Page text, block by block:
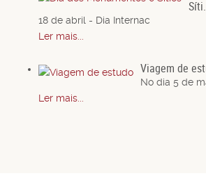
18 de abril - Dia Internac
Ler mais...
Viagem de
No dia 5 de
Ler mais...